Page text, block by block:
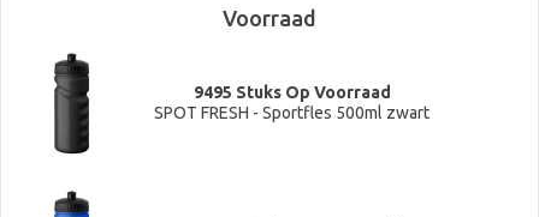
Voorraad
9495 Stuks Op Voorraad
SPOT FRESH - Sportfles 500ml zwart